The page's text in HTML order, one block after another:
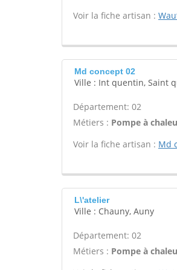
Voir la fiche artisan :
Md concept 02
Ville : Int quentin, Saint
Département: 02
Métiers : Pompe à
Voir la fiche artisan : Md
L\'atelier
Ville : Chauny, Auny
Département: 02
Métiers : Pompe à